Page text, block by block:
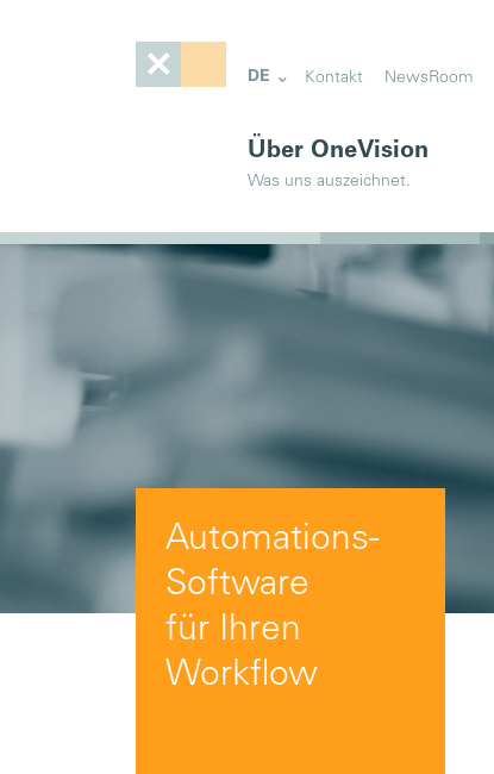
DE
Über OneVision
Was uns auszeichnet.
Kontakt NewsRoom
Automations-
Software
für Ihren
Workflow